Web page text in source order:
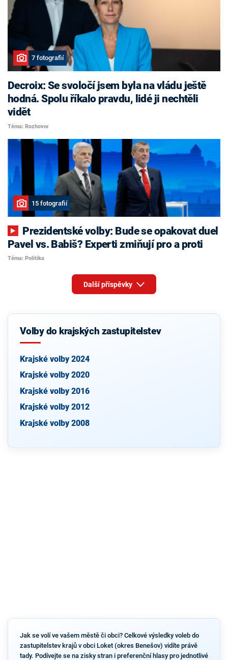
7 fotografií
Decroix: Se svoločí jsem byla na vládu ještě
hodná. Spolu říkalo pravdu, lidé ji nechtěli
vidět
Téma: Rozhovor
15 fotografií
Pavel vs. Babiš? Experti zmiňují pro a proti
Téma: Politika
Další příspěvky
Volby do krajských zastupitelstev
Krajské volby 2024
Krajské volby 2020
Krajské volby 2016
Krajské volby 2012
Krajské volby 2008
Jak se volí ve vašem městě či obci? Celkové výsledky voleb do
zastupitelstev krajů v obci Loket (okres Benešov) vidíte právě
tady. Podívejte se na zisky stran i preferenční hlasy pro jednotlivé